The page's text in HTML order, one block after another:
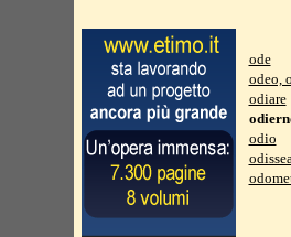
ode
odeo,
odiare
odio